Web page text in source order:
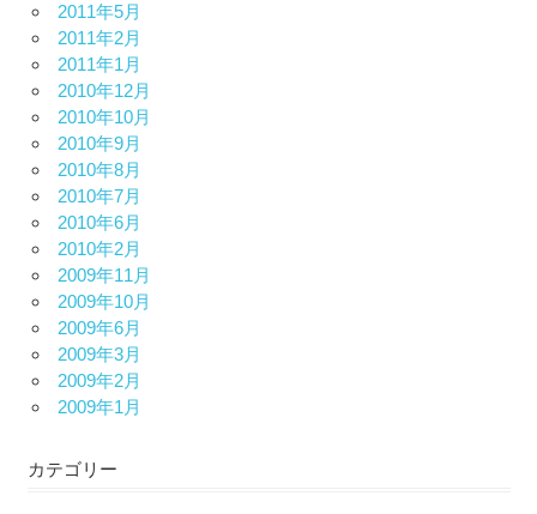
2011年5月
2011年2月
2011年1月
2010年12月
2010年10月
2010年9月
2010年8月
2010年7月
2010年6月
2010年2月
2009年11月
2009年10月
2009年6月
2009年3月
2009年2月
2009年1月
カテゴリー